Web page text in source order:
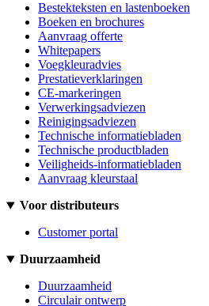
Bestekteksten en lastenboeken
Boeken en brochures
Aanvraag offerte
Whitepapers
Voegkleuradvies
Prestatieverklaringen
CE-markeringen
Verwerkingsadviezen
Reinigingsadviezen
Technische informatiebladen
Technische productbladen
Veiligheids-informatiebladen
Aanvraag kleurstaal
Voor distributeurs
Customer portal
Duurzaamheid
Duurzaamheid
Circulair ontwerp